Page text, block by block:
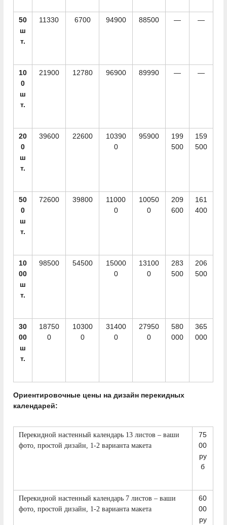
50
ш
т.
11330 6700 94900 88500 — —
10
0
ш
т.
21900 12780 96900 89990 — —
20
0
ш
т.
39600 22600
10390
0
95900
199
500
159
500
50
0
ш
т.
72600 39800
11000
0
10050
0
209
600
161
400
10
00
ш
т.
98500 54500
15000
0
13100
0
283
500
206
500
30
00
ш
т.
18750
0
10300
0
31400
0
27950
0
580
000
365
000
Ориентировочные цены на дизайн перекидных
календарей:
Перекидной настенный календарь 13 листов – ваши
фото, простой дизайн, 1-2 варианта макета
75
00
ру
б
Перекидной настенный календарь 7 листов – ваши
фото, простой дизайн, 1-2 варианта макета
60
00
ру